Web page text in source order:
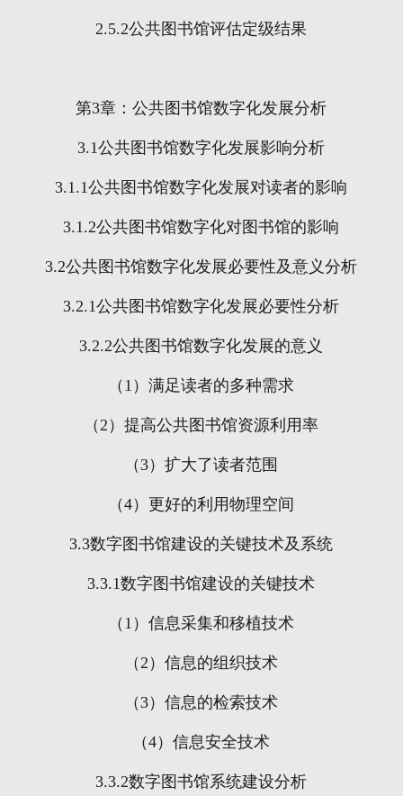
2.5.2公共图书馆评估定级结果
第3章：公共图书馆数字化发展分析
3.1公共图书馆数字化发展影响分析
3.1.1公共图书馆数字化发展对读者的影响
3.1.2公共图书馆数字化对图书馆的影响
3.2公共图书馆数字化发展必要性及意义分析
3.2.1公共图书馆数字化发展必要性分析
3.2.2公共图书馆数字化发展的意义
（ 1 ）满足读者的多种需求
（2 ）提高公共图书馆资源利用率
（3）扩大了读者范围
（4）更好的利用物理空间
3.3数字图书馆建设的关键技术及系统
3.3.1数字图书馆建设的关键技术
（ 1 ）信息采集和移植技术
（2 ）信息的组织技术
（3）信息的检索技术
（4）信息安全技术
3.3.2数字图书馆系统建设分析